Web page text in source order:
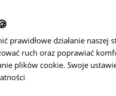
i całkowicie go zastępuje.
prawidłowe działanie naszej
ruch oraz poprawiać
plików cookie. Swoje